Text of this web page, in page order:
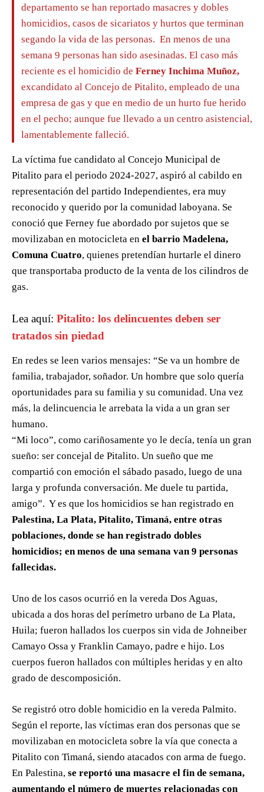
departamento se han reportado masacres y dobles
homicidios, casos de sicariatos y hurtos que terminan
segando la vida de las personas. En menos de una
semana 9 personas han sido asesinadas. El caso más
reciente es el homicidio de Ferney Inchima Muñoz,
excandidato al Concejo de Pitalito, empleado de una
empresa de gas y que en medio de un hurto fue herido
en el pecho; aunque fue llevado a un centro asistencial,
lamentablemente falleció.
La víctima fue candidato al Concejo Municipal de
Pitalito para el periodo 2024-2027, aspiró al cabildo en
representación del partido Independientes, era muy
reconocido y querido por la comunidad laboyana. Se
conoció que Ferney fue abordado por sujetos que se
movilizaban en motocicleta en el barrio Madelena,
Comuna Cuatro, quienes pretendían hurtarle el dinero
que transportaba producto de la venta de los cilindros de
gas.
Lea aquí: Pitalito: los delincuentes deben ser
tratados sin piedad
En redes se leen varios mensajes: “Se va un hombre de
familia, trabajador, soñador. Un hombre que solo quería
oportunidades para su familia y su comunidad. Una vez
más, la delincuencia le arrebata la vida a un gran ser
humano.
“Mi loco”, como cariñosamente yo le decía, tenía un gran
sueño: ser concejal de Pitalito. Un sueño que me
compartió con emoción el sábado pasado, luego de una
larga y profunda conversación. Me duele tu partida,
amigo”. Y es que los homicidios se han registrado en
Palestina, La Plata, Pitalito, Timaná, entre otras
poblaciones, donde se han registrado dobles
homicidios; en menos de una semana van 9 personas
fallecidas.
Uno de los casos ocurrió en la vereda Dos Aguas,
ubicada a dos horas del perímetro urbano de La Plata,
Huila; fueron hallados los cuerpos sin vida de Johneiber
Camayo Ossa y Franklin Camayo, padre e hijo. Los
cuerpos fueron hallados con múltiples heridas y en alto
grado de descomposición.
Se registró otro doble homicidio en la vereda Palmito.
Según el reporte, las víctimas eran dos personas que se
movilizaban en motocicleta sobre la vía que conecta a
Pitalito con Timaná, siendo atacados con arma de fuego.
En Palestina, se reportó una masacre el fin de semana,
aumentando el número de muertes relacionadas con